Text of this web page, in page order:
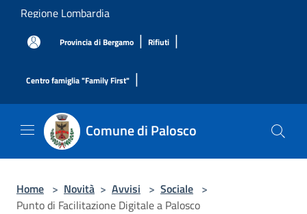
Salta al contenuto principale
Regione Lombardia
Provincia di Bergamo | Rifiuti |
Centro famiglia "Family First" |
Comune di Palosco
Home > Novità > Avvisi > Sociale >
Punto di Facilitazione Digitale a Palosco